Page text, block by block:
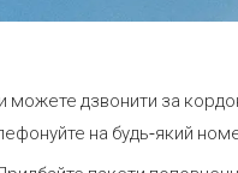
можете дзвонити за
на будь-який